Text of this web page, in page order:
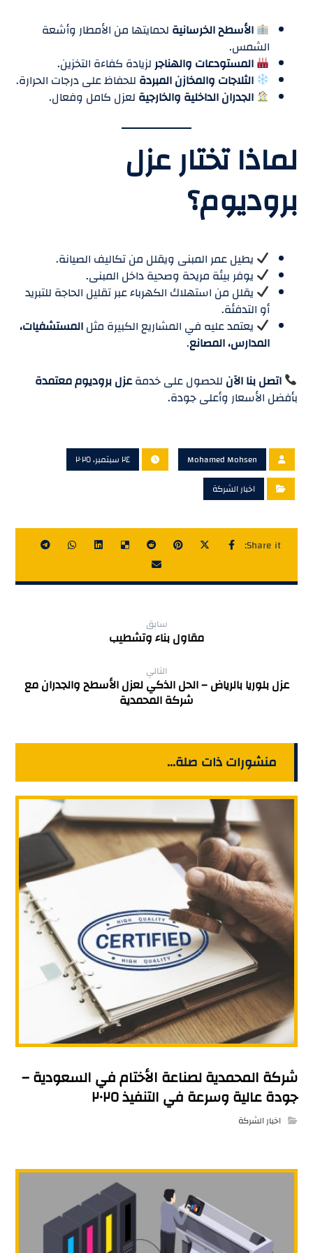
الأسطح الخرسانية لحمايتها من الأمطار وأشعة
الشمس.
المستودعات والهناجرلزيادة كفاءة التخزين.
الثلاجات والمخازن المبردة للحفاظ على درجات الحرارة.
الجدران الداخلية والخارجية لعزل كامل وفعال.
لماذا تختار عزل
بروديوم؟
يطيل عمر المبنى ويقلل من تكاليف الصيانة.
يوفر بيئة مريحة وصحية داخل المبنى.
يقلل من استهلاك الكهرباء عبر تقليل الحاجة للتبريد
أو التدفئة.
يعتمد عليه في المشاريع الكبيرة مثلالمستشفيات،
المدارس، المصانع.
اتصل بنا الآن للحصول على خدمةعزل بروديوم معتمدة
بأفضل الأسعار وأعلى جودة.
Mohamed Mohsen
٢٤ سبتمبر، ٢٠٢٥
اخبار الشركة
سابق
مقاول بناء وتشطيب
التالي
عزل بلوريا بالرياض – الحل الذكي لعزل الأسطح والجدران مع
شركة المحمدية
منشورات ذات صلة...
شركة المحمدية لصناعة الأختام في السعودية –
جودة عالية وسرعة في التنفيذ ٢٠٢٥
اخبار الشركة